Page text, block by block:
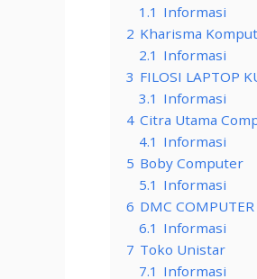
1.1 Informasi
2 Kharisma
2.1 Informasi
3 FILOSI LAPTOP
3.1 Informasi
4 Citra Utama
4.1 Informasi
5 Boby Computer
5.1 Informasi
6 DMC COMPUTER
6.1 Informasi
7 Toko Unistar
7.1 Informasi